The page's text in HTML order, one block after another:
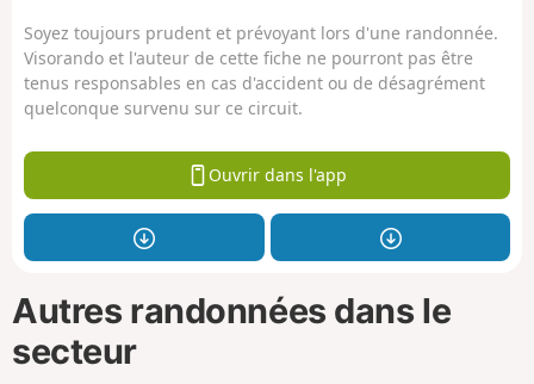
Soyez toujours prudent et prévoyant lors d'une randonnée.
Visorando et l'auteur de cette fiche ne pourront pas être
tenus responsables en cas d'accident ou de désagrément
quelconque survenu sur ce circuit.
Ouvrir dans l'app
Autres randonnées dans le
secteur